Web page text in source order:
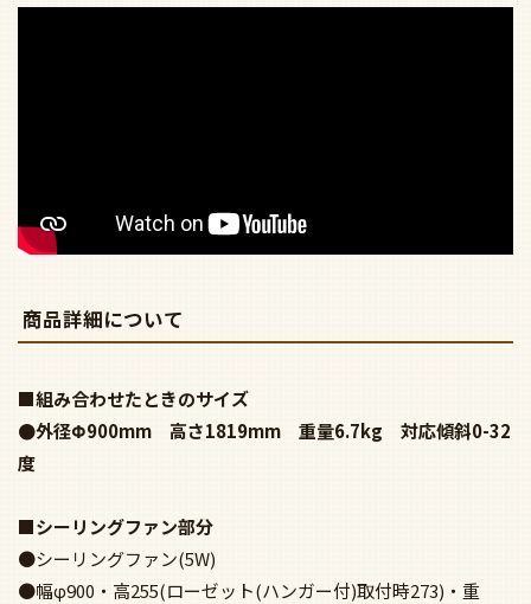
商品詳細について
■組み合わせたときのサイズ
●外径Φ900mm 高さ1819mm 重量6.7kg 対応傾斜0-32
度
■シーリングファン部分
●シーリングファン(5W)
●幅φ900・高255(ローゼット(ハンガー付)取付時273)・重